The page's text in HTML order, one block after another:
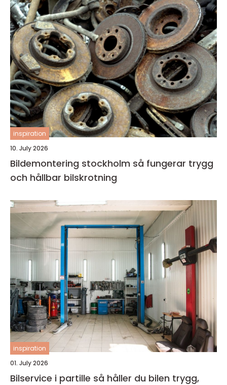
inspiration
10. July 2026
Bildemontering stockholm så fungerar trygg
och hållbar bilskrotning
inspiration
01. July 2026
Bilservice i partille så håller du bilen trygg,